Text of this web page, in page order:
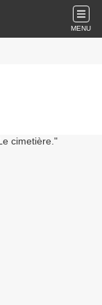
MENU